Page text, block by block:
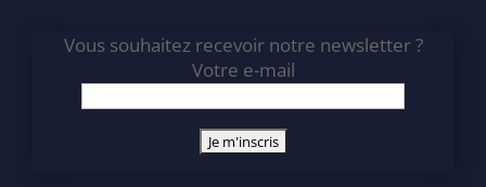
Vous souhaitez recevoir notre newsletter ?
Votre e-mail